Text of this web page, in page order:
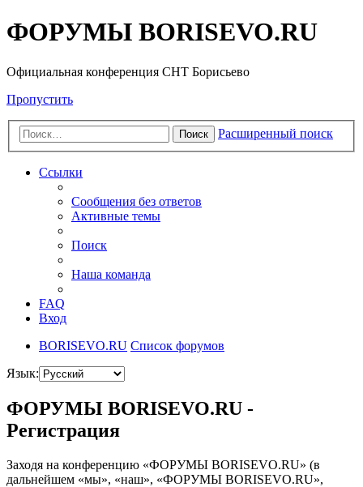
ФОРУМЫ BORISEVO.RU
Официальная конференция СНТ Борисьево
Пропустить
Поиск Расширенный поиск
Ссылки
Сообщения без ответов
Активные темы
Поиск
Наша команда
FAQ
Вход
BORISEVO.RU Список форумов
Язык:
ФОРУМЫ BORISEVO.RU -
Регистрация
Заходя на конференцию «ФОРУМЫ BORISEVO.RU» (в
дальнейшем «мы», «наш», «ФОРУМЫ BORISEVO.RU»,